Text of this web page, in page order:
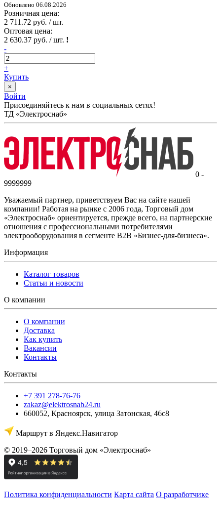
Обновлено 06.08.2026
Розничная цена:
2 711.72 руб. / шт.
Оптовая цена:
2 630.37 руб. / шт. !
-
+
Купить
×
Войти
Присоединяйтесь к нам в социальных сетях!
ТД «Электроснаб»
0 -
9999999
Уважаемый партнер, приветствуем Вас на сайте нашей
компании! Работая на рынке с 2006 года, Торговый дом
«Электроснаб» ориентируется, прежде всего, на партнерские
отношения с профессиональными потребителями
электрооборудования в сегменте B2B «Бизнес-для-бизнеса».
Информация
Каталог товаров
Статьи и новости
О компании
О компании
Доставка
Как купить
Вакансии
Контакты
Контакты
+7 391 278-76-76
zakaz@elektrosnab24.ru
660052, Красноярск, улица Затонская, 46с8
Маршрут в Яндекс.Навигатор
© 2019–2026 Торговый дом «Электроснаб»
Политика конфиденциальности Карта сайта О разработчике